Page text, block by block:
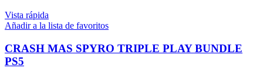
Vista rápida
Añadir a la lista de favoritos
CRASH MAS SPYRO TRIPLE PLAY BUNDLE
PS5